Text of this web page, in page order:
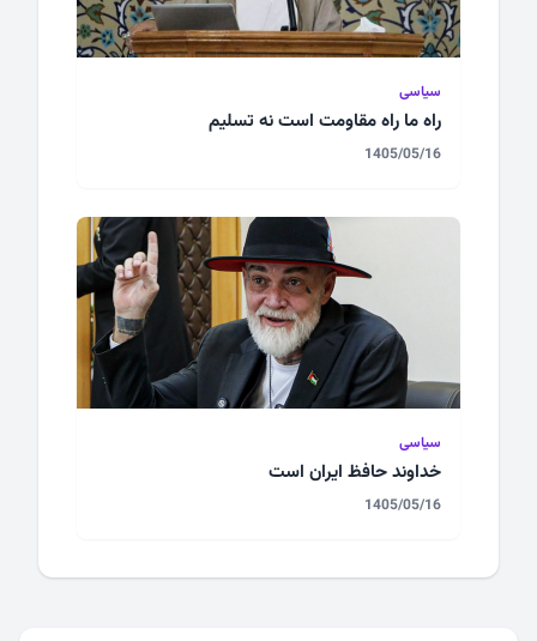
سیاسی
راه ما راه مقاومت است نه تسلیم
1405/05/16
سیاسی
خداوند حافظ ایران است
1405/05/16